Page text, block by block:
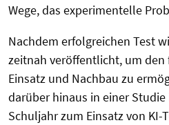
Wege, das experimentelle
Nachdem erfolgreichen Test
zeitnah veröffentlicht, um den
Einsatz und Nachbau zu
darüber hinaus in einer
Schuljahr zum Einsatz von KI-